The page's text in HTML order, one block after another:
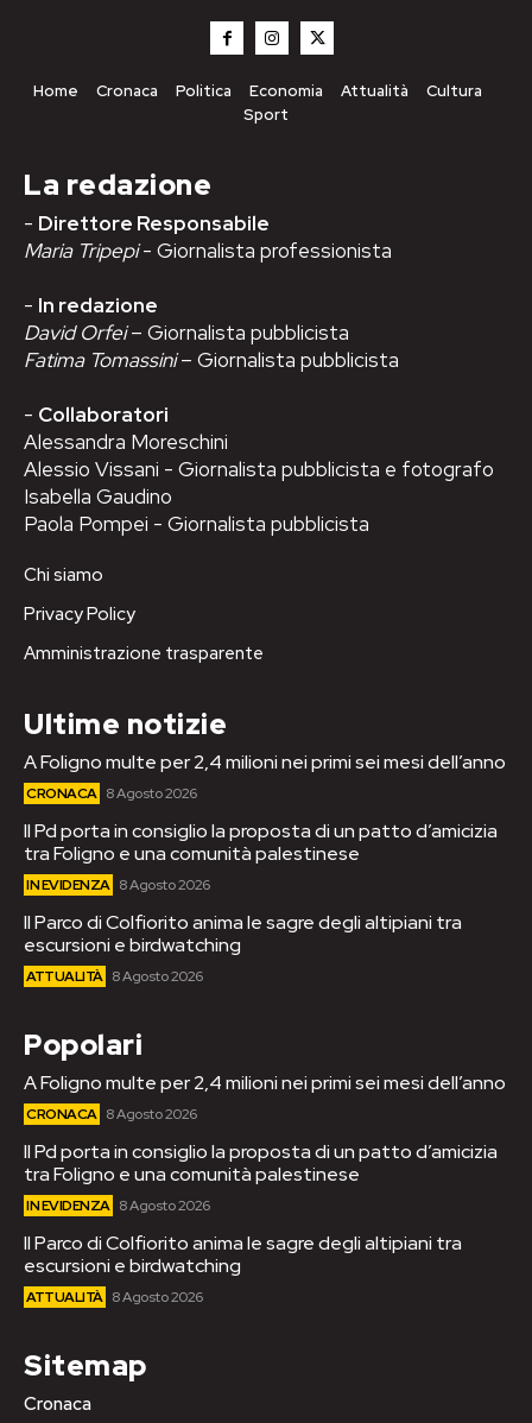
Home Cronaca Politica Economia Attualità
Cultura
Sport
La redazione
- Direttore Responsabile
Maria Tripepi- Giornalista professionista
- In redazione
David Orfei– Giornalista pubblicista
Fatima Tomassini– Giornalista pubblicista
- Collaboratori
Alessandra Moreschini
Alessio Vissani - Giornalista pubblicista e fotografo
Isabella Gaudino
Paola Pompei - Giornalista pubblicista
Chi siamo
Privacy Policy
Amministrazione trasparente
Ultime notizie
A Foligno multe per 2,4 milioni nei primi sei mesi dell’anno
CRONACA 8 Agosto 2026
Il Pd porta in consiglio la proposta di un patto d’amicizia
tra Foligno e una comunità palestinese
IN EVIDENZA 8 Agosto 2026
Il Parco di Colfiorito anima le sagre degli altipiani tra
escursioni e birdwatching
ATTUALITÀ 8 Agosto 2026
Popolari
A Foligno multe per 2,4 milioni nei primi sei mesi dell’anno
CRONACA 8 Agosto 2026
Il Pd porta in consiglio la proposta di un patto d’amicizia
tra Foligno e una comunità palestinese
IN EVIDENZA 8 Agosto 2026
Il Parco di Colfiorito anima le sagre degli altipiani tra
escursioni e birdwatching
ATTUALITÀ 8 Agosto 2026
Sitemap
Cronaca